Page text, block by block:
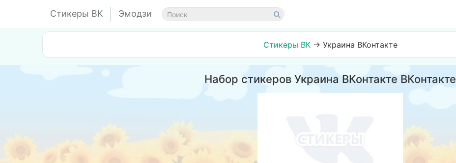
Стикеры ВК Эмодзи
Стикеры ВК→ Украина ВКонтакте
Набор стикеров Украина ВКонтакте ВКонтакте